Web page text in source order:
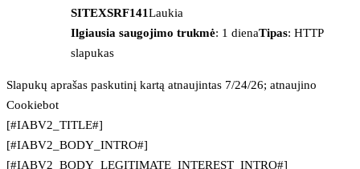
SITEXSRF141Laukia
Ilgiausia saugojimo trukmė: 1 dienaTipas: HTTP
slapukas
Slapukų aprašas paskutinį kartą atnaujintas 7/24/26; atnaujino
Cookiebot
[#IABV2_TITLE#]
[#IABV2_BODY_INTRO#]
[#IABV2_BODY_LEGITIMATE_INTEREST_INTRO#]